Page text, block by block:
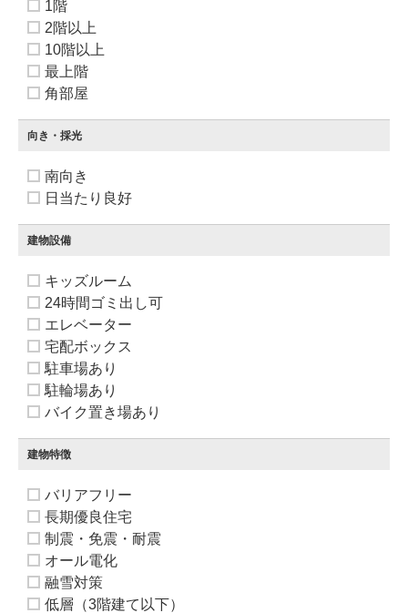
1階
2階以上
10階以上
最上階
角部屋
向き・採光
南向き
日当たり良好
建物設備
キッズルーム
24時間ゴミ出し可
エレベーター
宅配ボックス
駐車場あり
駐輪場あり
バイク置き場あり
建物特徴
バリアフリー
長期優良住宅
制震・免震・耐震
オール電化
融雪対策
低層（3階建て以下）